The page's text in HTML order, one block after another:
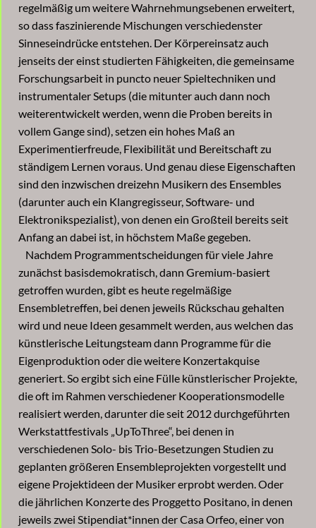
regelmäßig um weitere Wahrnehmungsebenen erweitert,
so dass faszinierende Mischungen verschiedenster
Sinneseindrücke entstehen. Der Körpereinsatz auch
jenseits der einst studierten Fähigkeiten, die gemeinsame
Forschungsarbeit in puncto neuer Spieltechniken und
instrumentaler Setups (die mitunter auch dann noch
weiterentwickelt werden, wenn die Proben bereits in
vollem Gange sind), setzen ein hohes Maß an
Experimentierfreude, Flexibilität und Bereitschaft zu
ständigem Lernen voraus. Und genau diese Eigenschaften
sind den inzwischen dreizehn Musikern des Ensembles
(darunter auch ein Klangregisseur, Software- und
Elektronikspezialist), von denen ein Großteil bereits seit
Anfang an dabei ist, in höchstem Maße gegeben.
Nachdem Programmentscheidungen für viele Jahre
zunächst basisdemokratisch, dann Gremium-basiert
getroffen wurden, gibt es heute regelmäßige
Ensembletreffen, bei denen jeweils Rückschau gehalten
wird und neue Ideen gesammelt werden, aus welchen das
künstlerische Leitungsteam dann Programme für die
Eigenproduktion oder die weitere Konzertakquise
generiert. So ergibt sich eine Fülle künstlerischer Projekte,
die oft im Rahmen verschiedener Kooperationsmodelle
realisiert werden, darunter die seit 2012 durchgeführten
Werkstattfestivals „UpToThree“, bei denen in
verschiedenen Solo- bis Trio-Besetzungen Studien zu
geplanten größeren Ensembleprojekten vorgestellt und
eigene Projektideen der Musiker erprobt werden. Oder
die jährlichen Konzerte des Proggetto Positano, in denen
jeweils zwei Stipendiat*innen der Casa Orfeo, einer von